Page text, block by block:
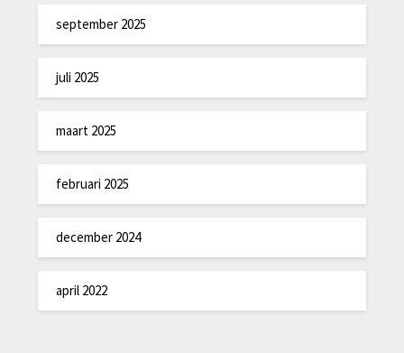
september 2025
juli 2025
maart 2025
februari 2025
december 2024
april 2022